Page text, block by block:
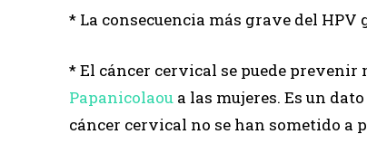
* La consecuencia más grave del
* El cáncer cervical se puede
Papanicolaou a las mujeres. Es un
cáncer cervical no se han sometido a